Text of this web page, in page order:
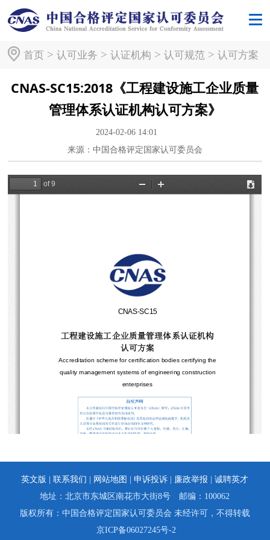
首页> 认可业务 > 认证机构 > 认可规范> 认可方案
CNAS-SC15:2018《工程建设施工企业质量
管理体系认证机构认可方案》
2024-02-06 14:01
来源：中国合格评定国家认可委员会
英文版 | 联系我们 | 网站地图 |申诉投诉 | 廉政举报 |诚聘英才
地址：北京市东城区南花市大街8号 邮编：100062
版权所有：中国合格评定国家认可委员会 未经许可，不得转载
京ICP备06027245号-2